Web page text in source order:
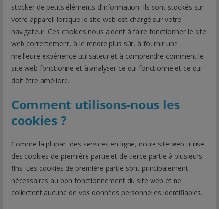
stocker de petits éléments d’information. Ils sont stockés sur
votre appareil lorsque le site web est chargé sur votre
navigateur. Ces cookies nous aident à faire fonctionner le site
web correctement, à le rendre plus sûr, à fournir une
meilleure expérience utilisateur et à comprendre comment le
site web fonctionne et à analyser ce qui fonctionne et ce qui
doit être amélioré.
Comment utilisons-nous les
cookies ?
Comme la plupart des services en ligne, notre site web utilise
des cookies de première partie et de tierce partie à plusieurs
fins. Les cookies de première partie sont principalement
nécessaires au bon fonctionnement du site web et ne
collectent aucune de vos données personnelles identifiables.